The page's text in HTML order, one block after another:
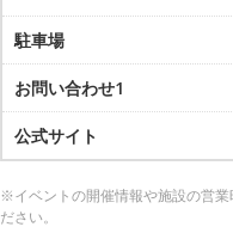
駐車場
お問い合わせ1
公式サイト
※イベントの開催情報や施設の営
ださい。